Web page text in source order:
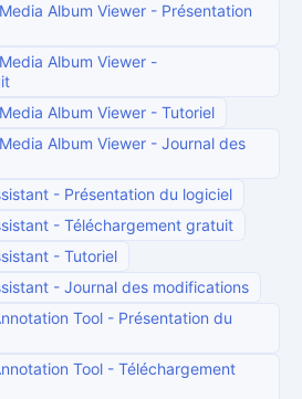
Album Viewer - Présentation
Album Viewer -
Album Viewer - Tutoriel
Album Viewer - Journal des
- Présentation du logiciel
- Téléchargement gratuit
- Tutoriel
- Journal des modifications
Tool - Présentation du
Tool - Téléchargement